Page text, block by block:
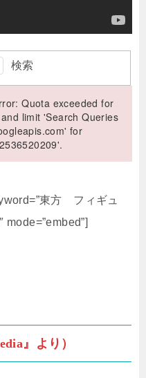
検索
Quota exceeded for
limit 'Search Queries
for
東方 フィギュ
mode=”embed”]
』より）